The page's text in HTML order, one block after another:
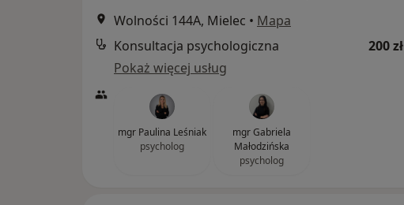
Wolności 144A, Mielec • Mapa
Konsultacja psychologiczna
200 zł
Pokaż więcej usług
mgr Paulina Leśniak
psycholog
mgr Gabriela
Małodzińska
psycholog